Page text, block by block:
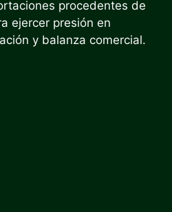
procedentes de
ejercer presión en
y balanza comercial.